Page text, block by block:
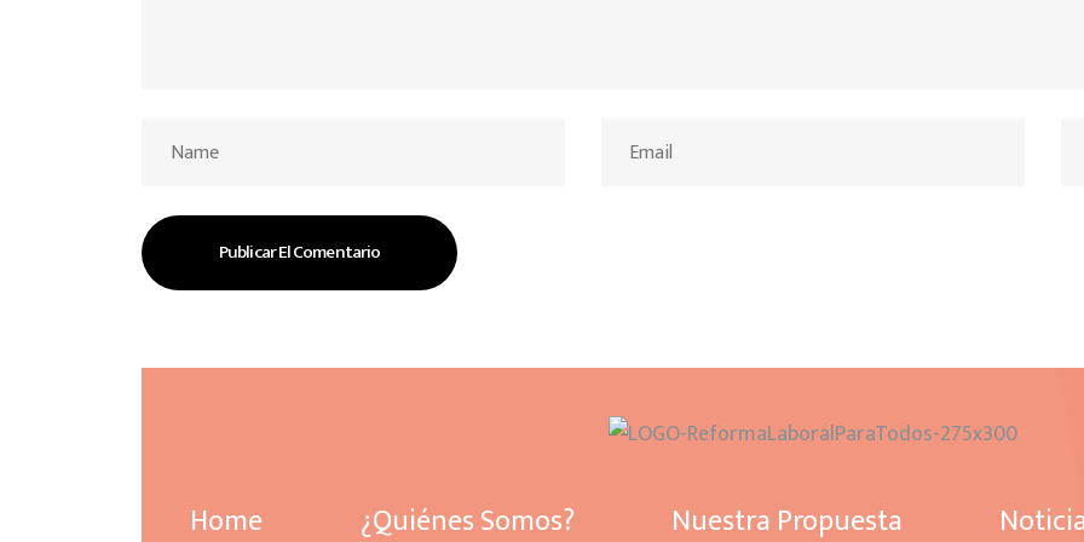
Home ¿Quiénes Somos? Nuestra Propuesta